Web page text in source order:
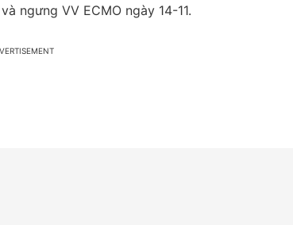
ngưng VV ECMO ngày 14-11.